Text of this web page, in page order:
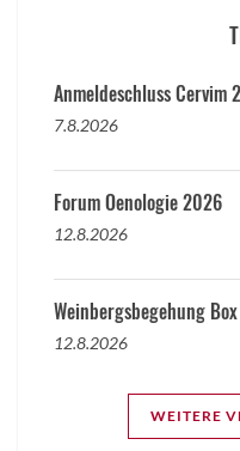
Anmeldeschluss Cervim
7.8.2026
Forum Oenologie 2026
12.8.2026
Weinbergsbegehung
12.8.2026
WEITERE